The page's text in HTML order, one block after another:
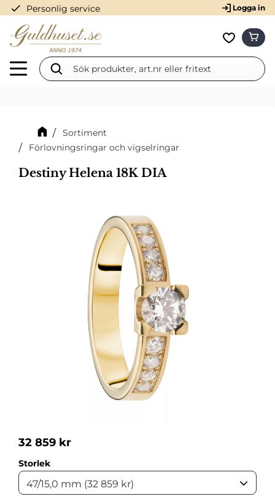
Meny
check Personlig service Logga in
Sortiment
Förlovningsringar och vigselringar
Destiny Helena 18K DIA
32 859 kr
Storlek